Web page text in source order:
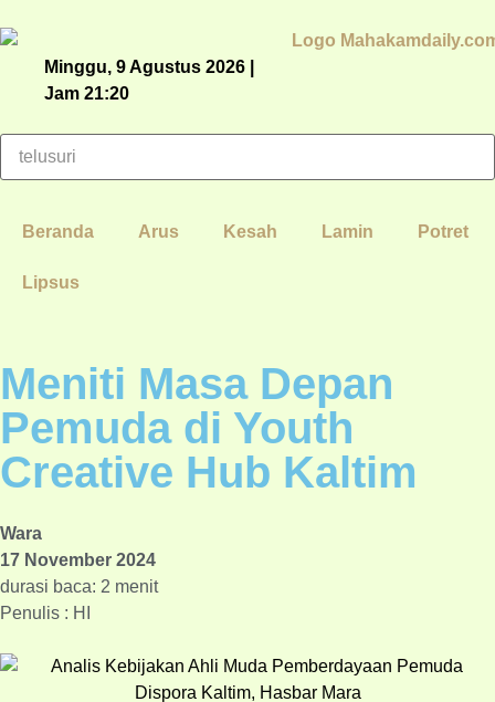
Minggu, 9 Agustus 2026 |
Jam 21:20
Beranda Arus Kesah Lamin Potret
Lipsus
Meniti Masa Depan
Pemuda di Youth
Creative Hub Kaltim
Wara
17 November 2024
durasi baca: 2 menit
Penulis : HI